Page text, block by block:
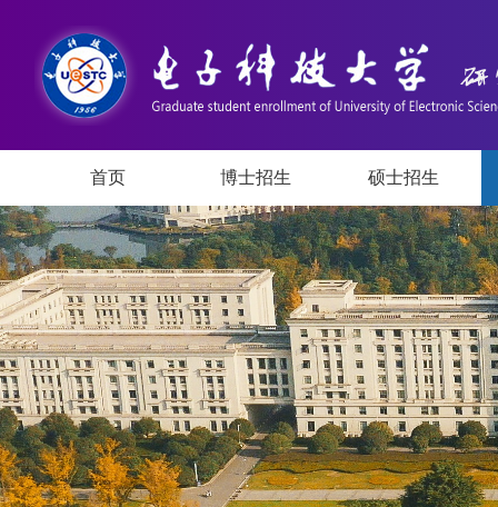
首页 博士招生 硕士招生